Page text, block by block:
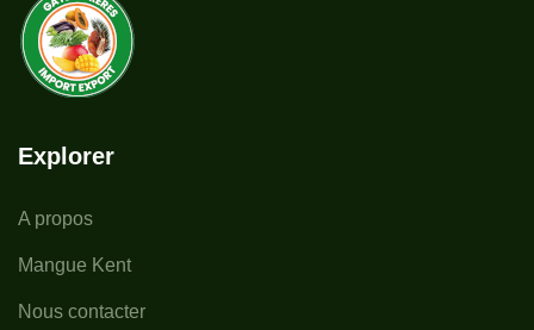
Explorer
A propos
Mangue Kent
Nous contacter